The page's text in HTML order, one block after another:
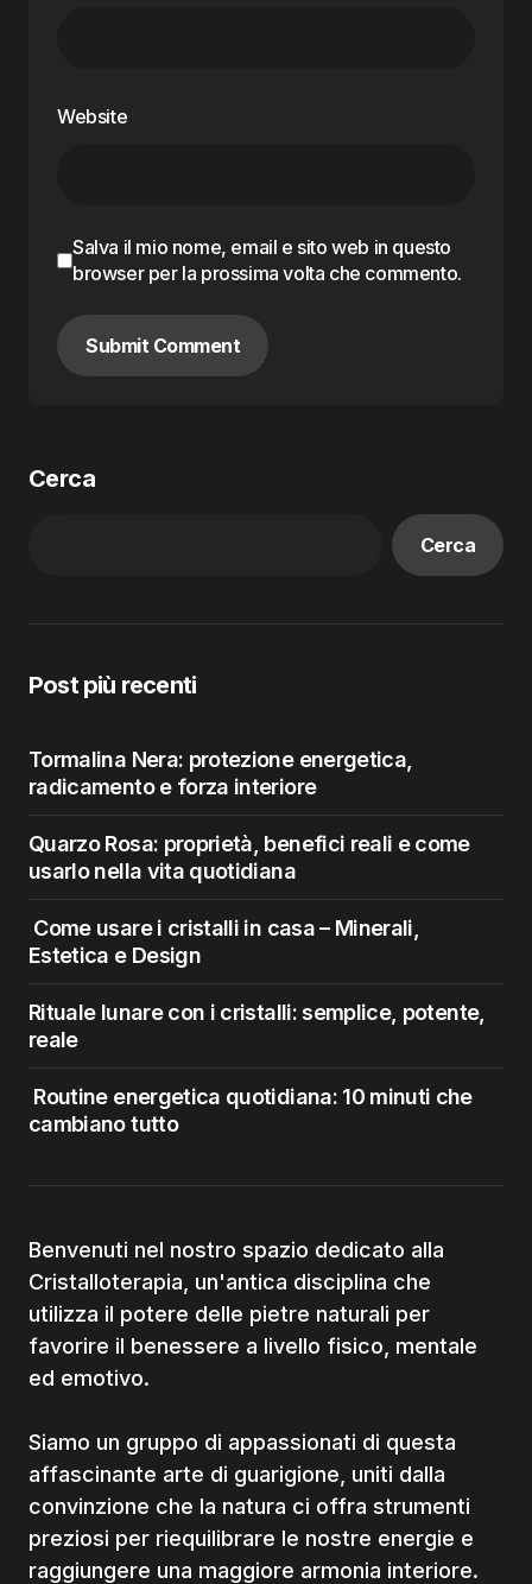
Website
Salva il mio nome, email e sito web in questo
browser per la prossima volta che commento.
Submit Comment
Cerca
Cerca
Post più recenti
Tormalina Nera: protezione energetica,
radicamento e forza interiore
Quarzo Rosa: proprietà, benefici reali e come
usarlo nella vita quotidiana
Come usare i cristalli in casa – Minerali,
Estetica e Design
Rituale lunare con i cristalli: semplice, potente,
reale
Routine energetica quotidiana: 10 minuti che
cambiano tutto
Benvenuti nel nostro spazio dedicato alla
Cristalloterapia, un'antica disciplina che
utilizza il potere delle pietre naturali per
favorire il benessere a livello fisico, mentale
ed emotivo.
Siamo un gruppo di appassionati di questa
affascinante arte di guarigione, uniti dalla
convinzione che la natura ci offra strumenti
preziosi per riequilibrare le nostre energie e
raggiungere una maggiore armonia interiore.